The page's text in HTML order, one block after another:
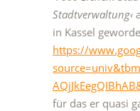
Stadtverwaltung‹
in Kassel
https://
für das er quasi